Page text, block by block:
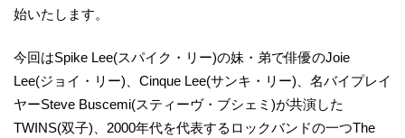
始いたします。
今回はSpike Lee(スパイク・リー)の妹・弟で俳優のJoie
Lee(ジョイ・リー)、Cinque Lee(サンキ・リー)、名バイプレイ
ヤーSteve Buscemi(スティーヴ・ブシェミ)が共演した
TWINS(双子)、2000年代を代表するロックバンドの一つThe